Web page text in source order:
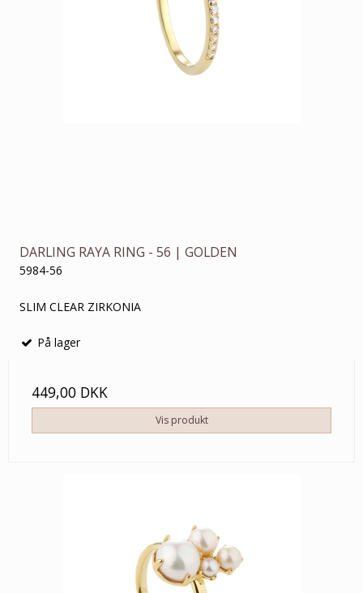
DARLING RAYA RING - 56 | GOLDEN
5984-56
SLIM CLEAR ZIRKONIA
På lager
449,00 DKK
Vis produkt